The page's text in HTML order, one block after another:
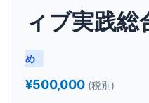
ィブ実践総
め
¥500,000 (税別)